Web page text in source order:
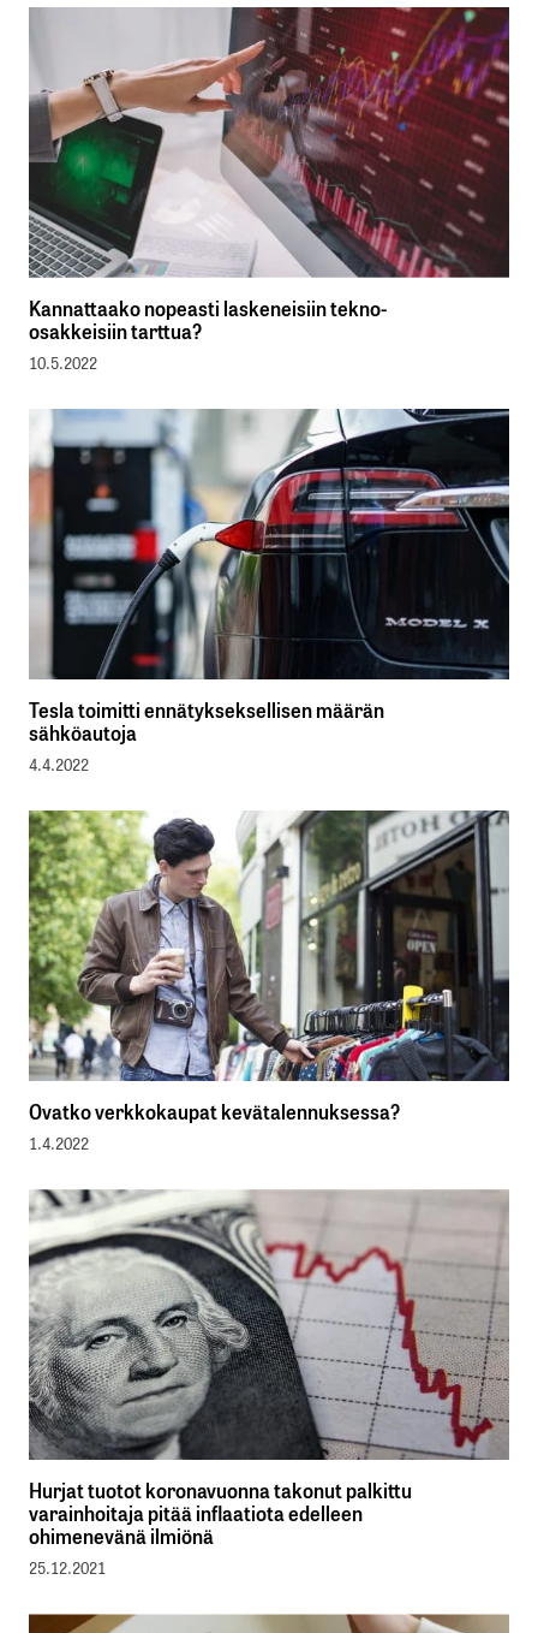
Kannattaako nopeasti laskeneisiin tekno-
osakkeisiin tarttua?
10.5.2022
Tesla toimitti ennätykseksellisen määrän
sähköautoja
4.4.2022
Ovatko verkkokaupat kevätalennuksessa?
1.4.2022
Hurjat tuotot koronavuonna takonut palkittu
varainhoitaja pitää inflaatiota edelleen
ohimenevänä ilmiönä
25.12.2021